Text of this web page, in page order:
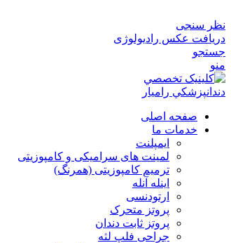
نظر سنجی
دریافت عکس رادیولوژی
جستجو
منو
صفحه اصلی
خدمات ما
ایمپلنت
لمینت های سرامیکی و کامپوزیتی
ترمیم کامپوزیتی (همرنگ)
اینله آنله
ارتودنسی
پروتز متحرک
پروتز ثابت دندان
جراحی فلپ لثه